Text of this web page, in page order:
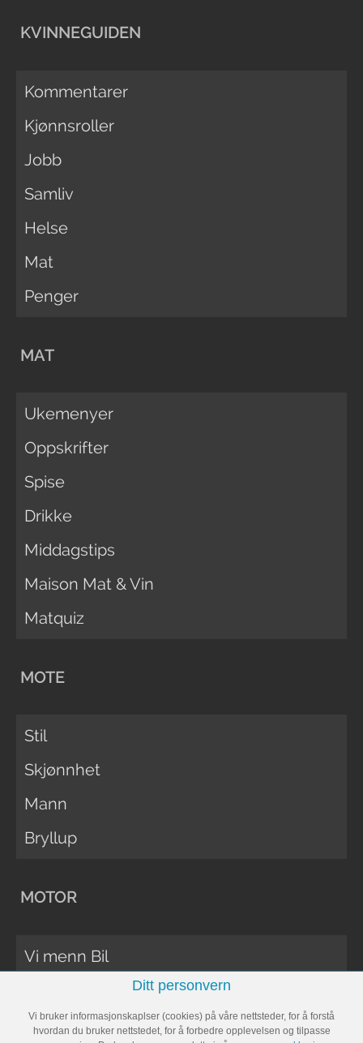
KVINNEGUIDEN
Kommentarer
Kjønnsroller
Jobb
Samliv
Helse
Mat
Penger
MAT
Ukemenyer
Oppskrifter
Spise
Drikke
Middagstips
Maison Mat & Vin
Matquiz
MOTE
Stil
Skjønnhet
Mann
Bryllup
MOTOR
Vi menn Bil
Vi Menn Båt
Ditt personvern
Vi bruker informasjonskaplser (cookies) på våre nettsteder, for å forstå
hvordan du bruker nettstedet, for å forbedre opplevelsen og tilpasse